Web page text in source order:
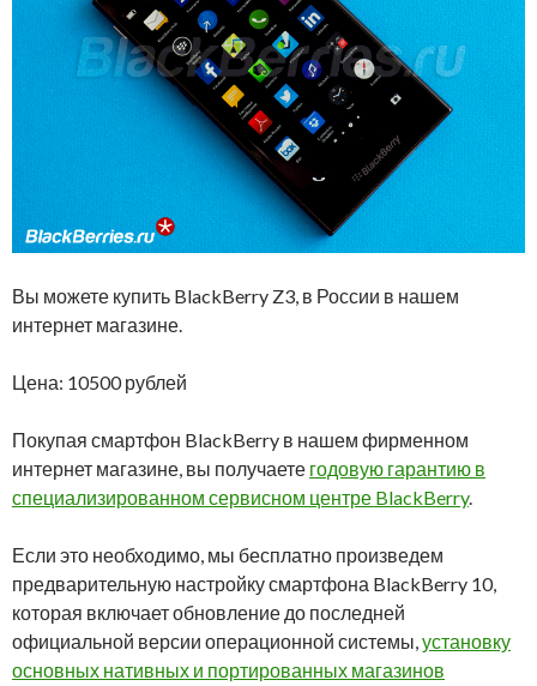
Вы можете купить BlackBerry Z3, в России в нашем
интернет магазине.
Цена: 10500 рублей
Покупая смартфон BlackBerry в нашем фирменном
интернет магазине, вы получаете годовую гарантию в
специализированном сервисном центре BlackBerry.
Если это необходимо, мы бесплатно произведем
предварительную настройку смартфона BlackBerry 10,
которая включает обновление до последней
официальной версии операционной системы,установку
основных нативных и портированных магазинов